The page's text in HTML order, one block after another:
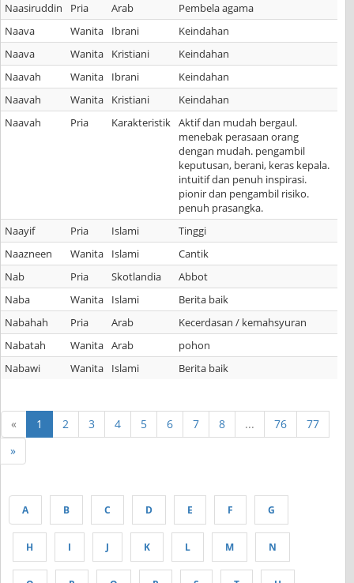
Naasiruddin
Pria Arab
Pembela agama
Naava
Wanita Ibrani
Keindahan
Naava
Wanita Kristiani
Keindahan
Naavah
Wanita Ibrani
Keindahan
Naavah
Wanita Kristiani
Keindahan
Naavah
Pria Karakteristik Aktif dan mudah bergaul.
menebak perasaan orang
dengan mudah. pengambil
keputusan, berani, keras kepala.
intuitif dan penuh inspirasi.
pionir dan pengambil risiko.
penuh prasangka.
Naayif
Pria Islami
Tinggi
Naazneen
Wanita Islami
Cantik
Nab
Pria Skotlandia
Abbot
Naba
Wanita Islami
Berita baik
Nabahah
Pria Arab
Kecerdasan / kemahsyuran
Nabatah
Wanita Arab
pohon
Nabawi
Wanita Islami Berita baik
« 1 2 3 4 5 6 7 8 ... 76
77
»
A B C D E F G
H I J K L M N